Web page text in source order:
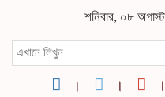
শনিবার, ০৮